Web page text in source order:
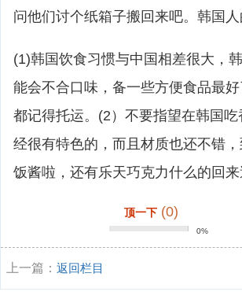
问他们讨个纸箱子搬回来吧。韩国
(1)韩国饮食习惯与中国相差很大，
能会不合口味，备一些方便食品最
都记得托运。(2）不要指望在韩国
经很有特色的，而且材质也还不错
饭酱啦，还有乐天巧克力什么的回
顶一下 (0)
0%
上一篇： 返回栏目